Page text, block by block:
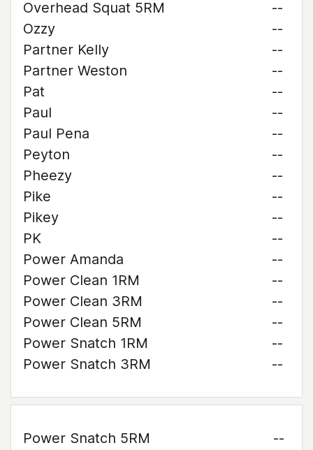
Overhead Squat 5RM
--
Ozzy
--
Partner Kelly
--
Partner Weston
--
Pat
--
Paul
--
Paul Pena
--
Peyton
--
Pheezy
--
Pike
--
Pikey
--
PK
--
Power Amanda
--
Power Clean 1RM
--
Power Clean 3RM
--
Power Clean 5RM
--
Power Snatch 1RM
--
Power Snatch 3RM
--
Power Snatch 5RM
--